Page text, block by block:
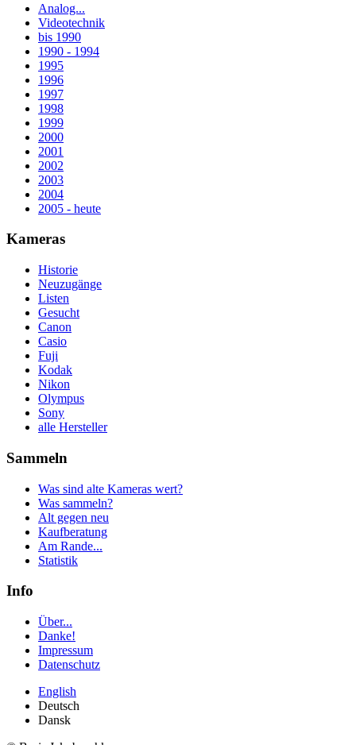
Analog...
Videotechnik
bis 1990
1990 - 1994
1995
1996
1997
1998
1999
2000
2001
2002
2003
2004
2005 - heute
Kameras
Historie
Neuzugänge
Listen
Gesucht
Canon
Casio
Fuji
Kodak
Nikon
Olympus
Sony
alle Hersteller
Sammeln
Was sind alte Kameras wert?
Was sammeln?
Alt gegen neu
Kaufberatung
Am Rande...
Statistik
Info
Über...
Danke!
Impressum
Datenschutz
English
Deutsch
Dansk